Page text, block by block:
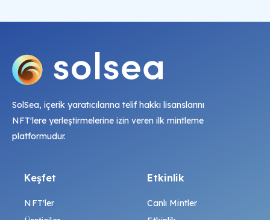
SolSea, içerik yaratıcılarına telif hakkı lisanslarını
NFT'lere yerleştirmelerine izin veren ilk mintleme
platformudur.
Keşfet
NFT'ler
Etkinlik
Canlı Mintler